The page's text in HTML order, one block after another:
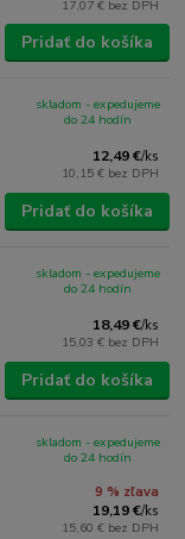
17,07 € bez DPH
Pridať do košíka
12,49 €/ks
10,15 € bez DPH
skladom - expedujeme
do 24 hodín
Pridať do košíka
18,49 €/ks
15,03 € bez DPH
skladom - expedujeme
do 24 hodín
Pridať do košíka
9 % zľava
19,19 €/ks
15,60 € bez DPH
skladom - expedujeme
do 24 hodín